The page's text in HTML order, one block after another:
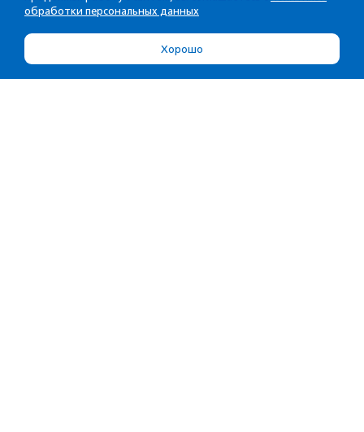
обработки персональных данных
Хорошо